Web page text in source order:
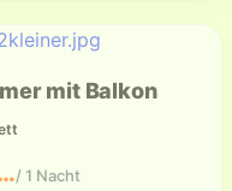
mit Balkon
/ 1 Nacht